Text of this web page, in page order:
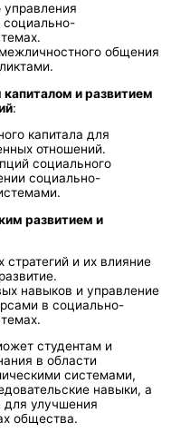
управления
общения
и развитием
:
капитала для
отношений.
социального
социально-
развитием и
и их влияние
навыков и управление
в социально-
студентам и
в области
системами,
навыки, а
улучшения
общества.